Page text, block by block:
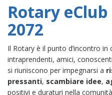
Rotary
2072
Il Rotary è il punto d’incontro in
intraprendenti, amici,
si riuniscono per impegnarsi a
pressanti, scambiare idee,
positivi e duraturi nella